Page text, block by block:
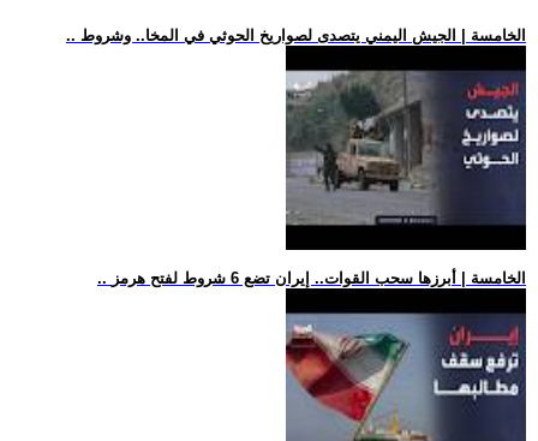
.. الخامسة | الجيش اليمني يتصدى لصواريخ الحوثي في المخا.. وشروط
.. الخامسة | أبرزها سحب القوات.. إيران تضع 6 شروط لفتح هرمز